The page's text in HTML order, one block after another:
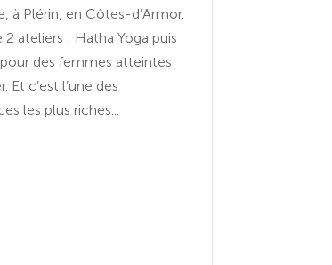
à Plérin, en Côtes-d’Armor.
2 ateliers : Hatha Yoga puis
pour des femmes atteintes
Et c’est l’une des
les plus riches...